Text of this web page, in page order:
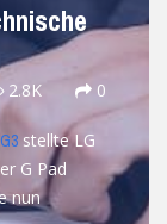
2.8K 0
stellte LG
G Pad
nun